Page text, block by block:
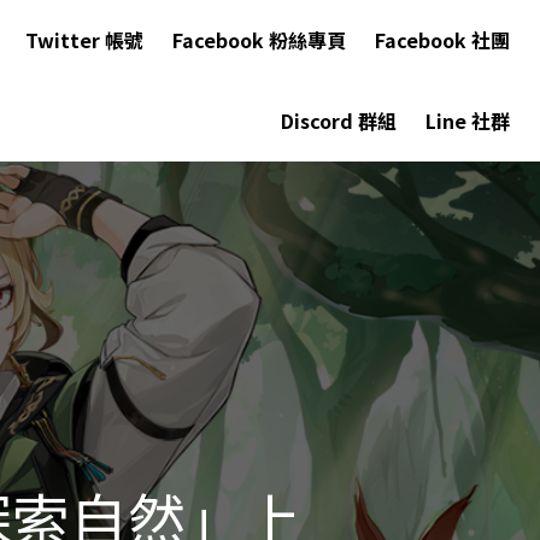
Twitter 帳號 Facebook 粉絲專頁 Facebook 社團
Discord 群組 Line 社群
自然」上